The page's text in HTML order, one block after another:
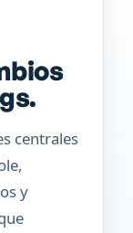
centrales
y